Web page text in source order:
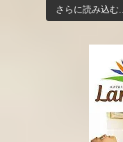
さらに読み込む...